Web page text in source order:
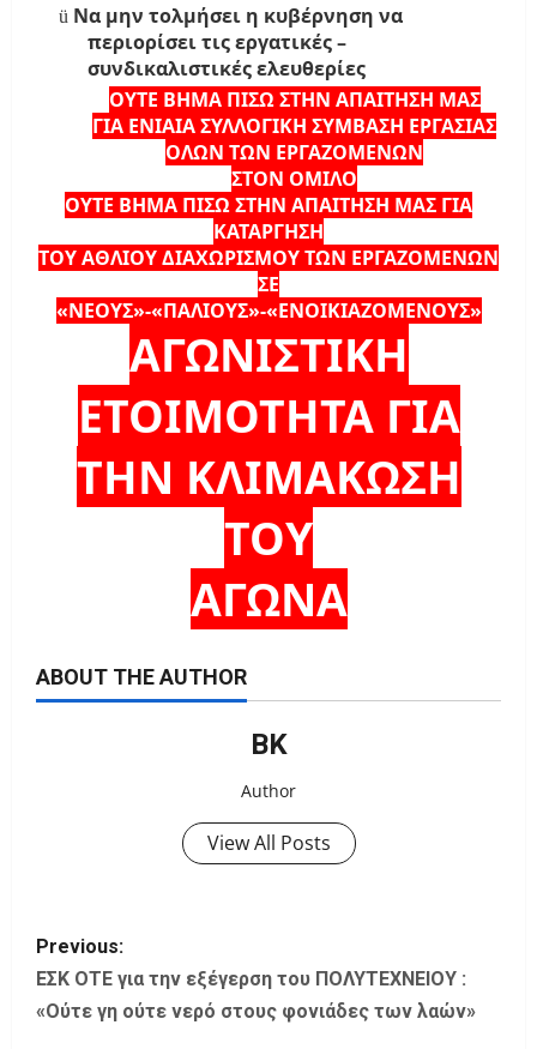
ü Να μην τολμήσει η κυβέρνηση να
περιορίσει τις εργατικές –
συνδικαλιστικές ελευθερίες
OYTE BHMAΠΙΣΩ ΣΤΗΝ ΑΠΑΙΤΗΣΗ ΜΑΣ
ΓΙΑ ΕΝΙΑΙΑ ΣΥΛΛΟΓΙΚΗ ΣΥΜΒΑΣΗ ΕΡΓΑΣΙΑΣ
ΟΛΩΝ ΤΩΝ ΕΡΓΑΖΟΜΕΝΩΝ
ΣΤΟΝ ΟΜΙΛΟ
OYTE BHMA ΠΙΣΩ ΣΤΗΝ ΑΠΑΙΤΗΣΗ ΜΑΣ ΓΙΑ
ΚΑΤΑΡΓΗΣΗ
ΤΟΥ ΑΘΛΙΟΥ ΔΙΑΧΩΡΙΣΜΟΥ ΤΩΝ ΕΡΓΑΖΟΜΕΝΩΝ
ΣΕ
«ΝΕΟΥΣ»-«ΠΑΛΙΟΥΣ»-«ΕΝΟΙΚΙΑΖΟΜΕΝΟΥΣ»
ΑΓΩΝΙΣΤΙΚΗ
ΕΤΟΙΜΟΤΗΤΑ ΓΙΑ
ΤΗΝ ΚΛΙΜΑΚΩΣΗ
ΤΟΥ
ΑΓΩΝΑ
ABOUT THE AUTHOR
ΒΚ
Author
View All Posts
P
o
Previous:
ΕΣΚ ΟΤΕ για την εξέγερση του ΠΟΛΥΤΕΧΝΕΙΟΥ :
«Ούτε γη ούτε νερό στους φονιάδες των λαών»